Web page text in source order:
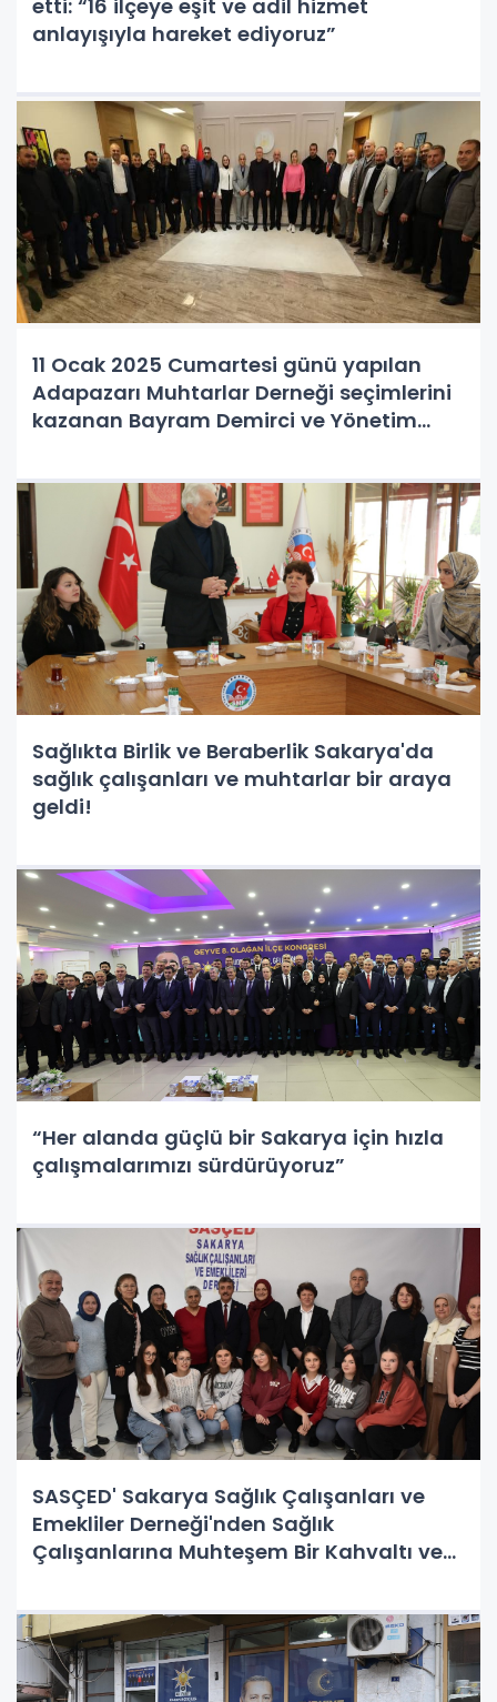
etti: “16 ilçeye eşit ve adil hizmet
anlayışıyla hareket ediyoruz”
11 Ocak 2025 Cumartesi günü yapılan
Adapazarı Muhtarlar Derneği seçimlerini
kazanan Bayram Demirci ve Yönetim
Sağlıkta Birlik ve Beraberlik Sakarya'da
sağlık çalışanları ve muhtarlar bir araya
geldi!
“Her alanda güçlü bir Sakarya için hızla
çalışmalarımızı sürdürüyoruz”
SASÇED' Sakarya Sağlık Çalışanları ve
Emekliler Derneği'nden Sağlık
Çalışanlarına Muhteşem Bir Kahvaltı ve